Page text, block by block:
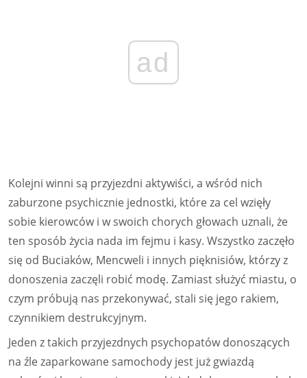
ad
Kolejni winni są przyjezdni aktywiści, a wśród nich
zaburzone psychicznie jednostki, które za cel wzięły
sobie kierowców i w swoich chorych głowach uznali, że
ten sposób życia nada im fejmu i kasy. Wszystko zaczęło
się od Buciaków, Mencweli i innych pięknisiów, którzy z
donoszenia zaczęli robić modę. Zamiast służyć miastu, o
czym próbują nas przekonywać, stali się jego rakiem,
czynnikiem destrukcyjnym.
Jeden z takich przyjezdnych psychopatów donoszących
na źle zaparkowane samochody jest już gwiazdą